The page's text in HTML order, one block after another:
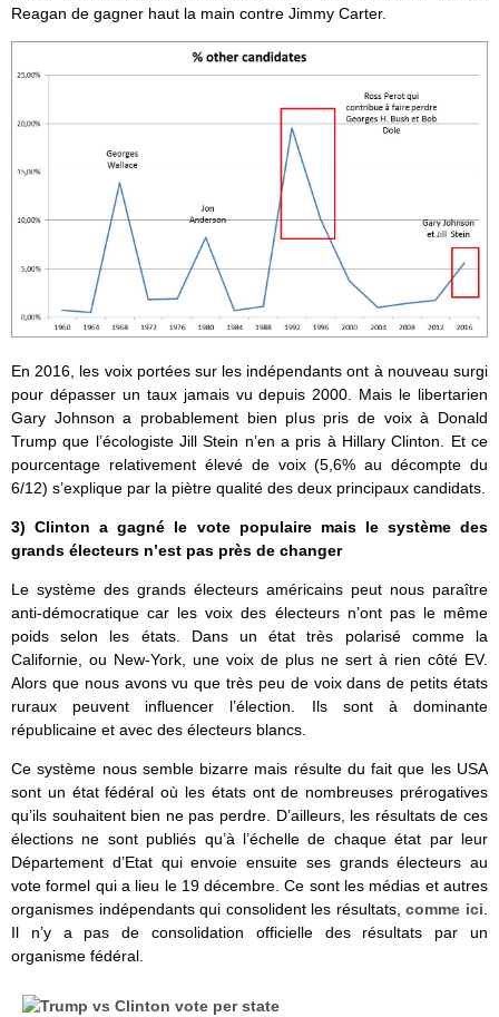
Reagan de gagner haut la main contre Jimmy Carter.
En 2016, les voix portées sur les indépendants ont à nouveau surgi
pour dépasser un taux jamais vu depuis 2000. Mais le libertarien
Gary Johnson a probablement bien plus pris de voix à Donald
Trump que l’écologiste Jill Stein n’en a pris à Hillary Clinton. Et ce
pourcentage relativement élevé de voix (5,6% au décompte du
6/12) s’explique par la piètre qualité des deux principaux candidats.
3) Clinton a gagné le vote populaire mais le système des
grands électeurs n’est pas près de changer
Le système des grands électeurs américains peut nous paraître
anti-démocratique car les voix des électeurs n’ont pas le même
poids selon les états. Dans un état très polarisé comme la
Californie, ou New-York, une voix de plus ne sert à rien côté EV.
Alors que nous avons vu que très peu de voix dans de petits états
ruraux peuvent influencer l’élection. Ils sont à dominante
républicaine et avec des électeurs blancs.
Ce système nous semble bizarre mais résulte du fait que les USA
sont un état fédéral où les états ont de nombreuses prérogatives
qu’ils souhaitent bien ne pas perdre. D’ailleurs, les résultats de ces
élections ne sont publiés qu’à l’échelle de chaque état par leur
Département d’Etat qui envoie ensuite ses grands électeurs au
vote formel qui a lieu le 19 décembre. Ce sont les médias et autres
organismes indépendants qui consolident les résultats,comme ici.
Il n’y a pas de consolidation officielle des résultats par un
organisme fédéral.